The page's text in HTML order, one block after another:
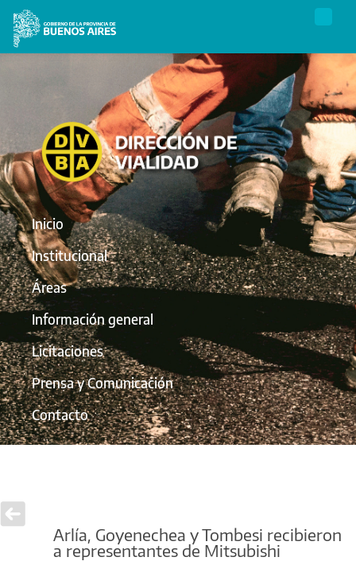
Inicio
Institucional
Áreas
Información general
Licitaciones
Prensa y Comunicación
Contacto
Arlía, Goyenechea y Tombesi recibieron
a representantes de Mitsubishi